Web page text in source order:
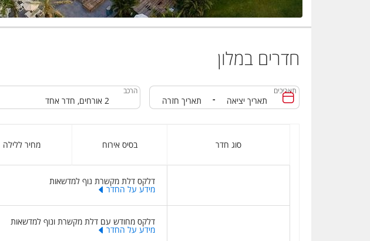
חדרים במלון
תאריכים
-
הרכב
סוג חדר בסיס אירוח מחיר ללילה
דלקס דלת מקשרת נוף למדשאות
מידע על החדר
דלקס מחודש עם דלת מקשרת ונוף למדשאות
מידע על החדר